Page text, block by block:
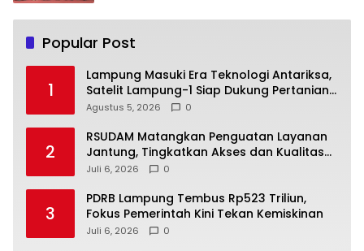
Popular Post
1
Lampung Masuki Era Teknologi Antariksa,
Satelit Lampung-1 Siap Dukung Pertanian
Berbasis AI
Agustus 5, 2026 0
2
RSUDAM Matangkan Penguatan Layanan
Jantung, Tingkatkan Akses dan Kualitas
Pelayanan Pasien
Juli 6, 2026 0
3
PDRB Lampung Tembus Rp523 Triliun,
Fokus Pemerintah Kini Tekan Kemiskinan
Juli 6, 2026 0